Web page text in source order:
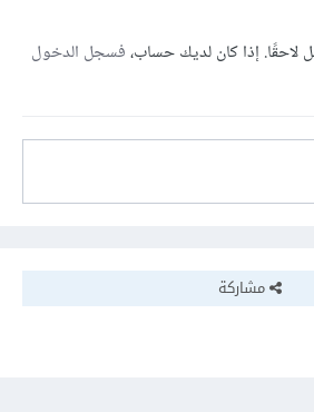
لاحقًا. إذا كان لديك حساب،فسجل الدخول
مشاركة